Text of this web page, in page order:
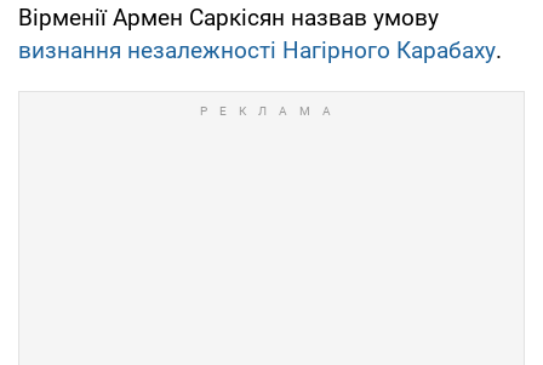
Вірменії Армен Саркісян назвав умову
визнання незалежності Нагірного Карабаху.